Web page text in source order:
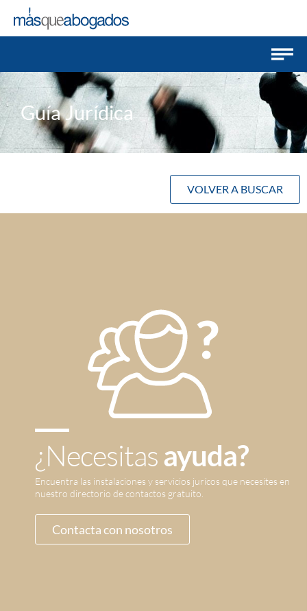
Guía Jurídica
VOLVER A BUSCAR
¿Necesitasayuda?
Encuentra las instalaciones y servicios jurícos que necesites en
nuestro directorio de contactos gratuito.
Contacta con nosotros